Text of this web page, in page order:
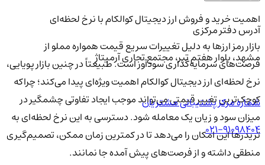
اهمیت خرید و فروش ارز دیجیتال کوالکام با نرخ لحظه‌ای
بازار رمز ارزها به دلیل تغییرات سریع قیمت همواره مملو از
فرصت‌های سرمایه‌گذاری سودآور است. طبیعتاً در چنین بازار پویایی،
نرخ لحظه‌ای ارز دیجیتال کوالکام اهمیت ویژه‌ای پیدا می‌کند؛ چراکه
کوچک‌ترین تغییر قیمتی می‌تواند موجب ایجاد تفاوتی چشمگیر در
میزان سود و زیان یک معامله شود. دسترسی به این نرخ لحظه‌ای به
تریدرها این امکان را می‌دهد تا در کمترین زمان ممکن، تصمیم‌گیری
منطقی داشته و از فرصت‌های پیش آمده جا نمانند.
آدرس دفتر مرکزی
مشهد، بلوار هفتم تیر، مجتمع تجاری آرمیتاژ
شماره مرکز پشتیبانی مشتریان
021-91098404